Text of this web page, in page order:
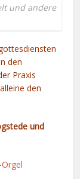
und andere
den
Praxis
den
und